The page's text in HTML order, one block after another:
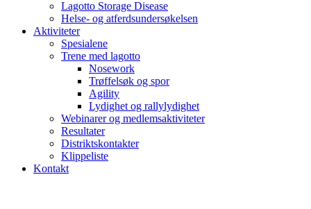
Lagotto Storage Disease
Helse- og atferdsundersøkelsen
Aktiviteter
Spesialene
Trene med lagotto
Nosework
Trøffelsøk og spor
Agility
Lydighet og rallylydighet
Webinarer og medlemsaktiviteter
Resultater
Distriktskontakter
Klippeliste
Kontakt